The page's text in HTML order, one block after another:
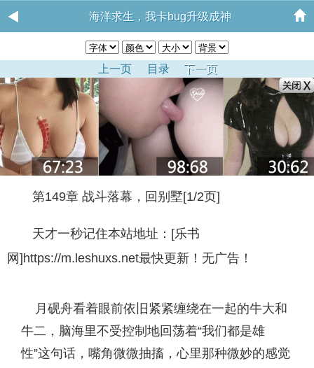
海洋求生，我卡bug升级成神
上一页 目录 下一页
第149章 战斗落幕，回别墅[1/2页]
天才一秒记住本站地址：[乐书
网]https://m.leshuxs.net最快更新！无广告！
月砚舟看着眼前依旧紧紧缠绕在一起的牛大和
牛二，脑海里不受控制地回荡着“我们都是雄
性”这句话，嘴角微微抽搐，心里那种微妙的感觉